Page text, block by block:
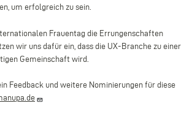
um erfolgreich zu sein.
Frauentag die Errungenschaften
wir uns dafür ein, dass die UX-Branche zu einer
Gemeinschaft wird.
Feedback und weitere Nominierungen für diese